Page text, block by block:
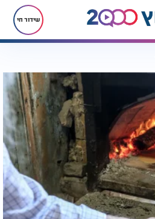
שידור חי